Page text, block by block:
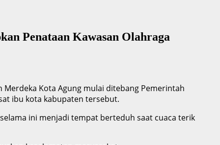
Penataan Kawasan Olahraga
Kota Agung mulai ditebang Pemerintah
ibu kota kabupaten tersebut.
ini menjadi tempat berteduh saat cuaca terik